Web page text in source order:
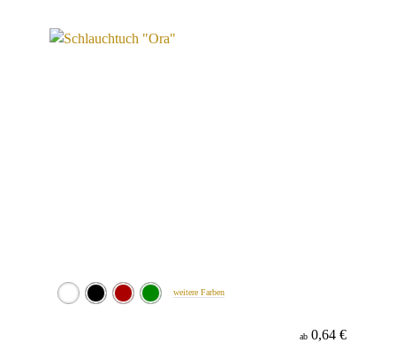
weitere Farben
ab 0,64 €